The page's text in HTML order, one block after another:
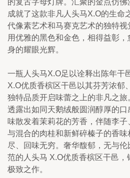
的复古字母灯牌。汇聚的金点仿
成就了这款非凡人头马X.O的生命
代像素艺术和马赛克艺术的独特
用优雅的黑色和金色，相得益彰
身的耀眼光辉。
一瓶人头马X.O足以诠释出陈年干
X.O优质香槟区干邑以其芬芳浓郁
独特品质开启味蕾之上的非凡之
透露出如同天鹅绒般圆润醇厚的
味散发着茉莉花的芳香，伴随李子
与混合的肉桂和新鲜碎榛子的香
尽、回味无穷。奢华馥郁，无与
范的人头马 X.O优质香槟区干邑
极致之作。